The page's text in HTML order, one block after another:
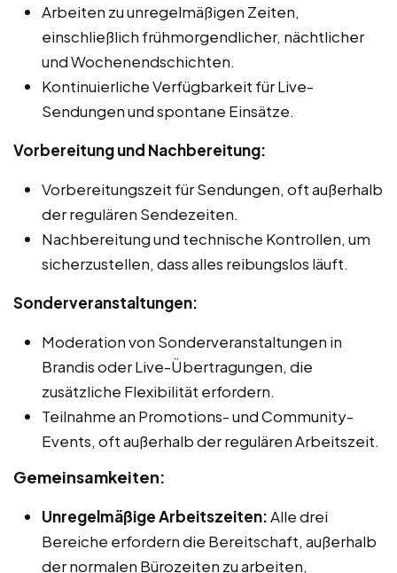
Arbeiten zu unregelmäßigen Zeiten,
einschließlich frühmorgendlicher, nächtlicher
und Wochenendschichten.
Kontinuierliche Verfügbarkeit für Live-
Sendungen und spontane Einsätze.
Vorbereitung und Nachbereitung:
Vorbereitungszeit für Sendungen, oft außerhalb
der regulären Sendezeiten.
Nachbereitung und technische Kontrollen, um
sicherzustellen, dass alles reibungslos läuft.
Sonderveranstaltungen:
Moderation von Sonderveranstaltungen in
Brandis oder Live-Übertragungen, die
zusätzliche Flexibilität erfordern.
Teilnahme an Promotions- und Community-
Events, oft außerhalb der regulären Arbeitszeit.
Gemeinsamkeiten:
Unregelmäßige Arbeitszeiten:Alle drei
Bereiche erfordern die Bereitschaft, außerhalb
der normalen Bürozeiten zu arbeiten,